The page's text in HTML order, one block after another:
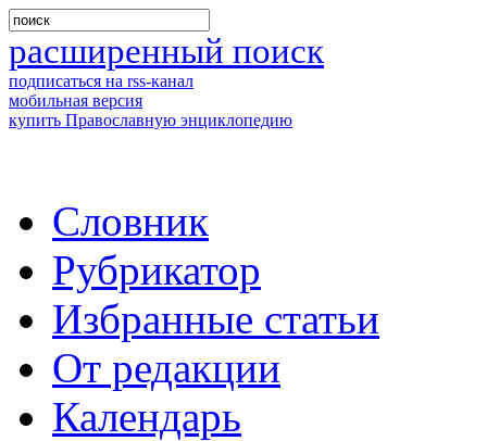
расширенный поиск
подписаться на rss-канал
мобильная версия
купить Православную энциклопедию
Словник
Рубрикатор
Избранные статьи
От редакции
Календарь